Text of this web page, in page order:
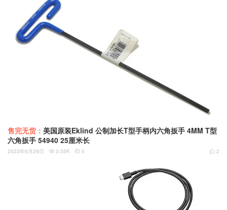
售完无货： 美国原装Eklind 公制加长T型手柄内六角扳手 4MM T型
六角扳手 54940 25厘米长
 2
2023年6月26日  3.55K  0